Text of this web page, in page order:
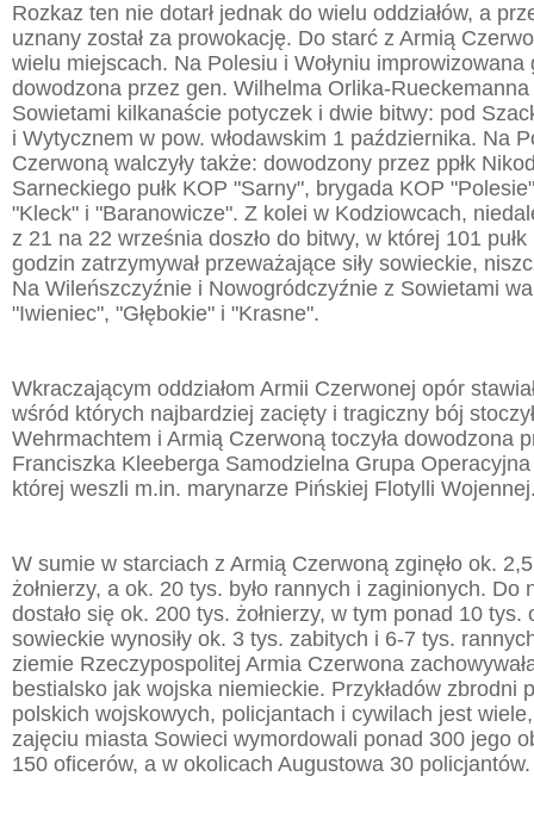
Rozkaz ten nie dotarł jednak do wielu oddziałów, a
uznany został za prowokację. Do starć z Armią
wielu miejscach. Na Polesiu i Wołyniu improwizowana
dowodzona przez gen. Wilhelma Orlika-Rueckemanna
Sowietami kilkanaście potyczek i dwie bitwy: pod
i Wytycznem w pow. włodawskim 1 października. Na
Czerwoną walczyły także: dowodzony przez ppłk
Sarneckiego pułk KOP "Sarny", brygada KOP
"Kleck" i "Baranowicze". Z kolei w Kodziowcach,
z 21 na 22 września doszło do bitwy, w której 101 pułk
godzin zatrzymywał przeważające siły sowieckie,
Na Wileńszczyźnie i Nowogródczyźnie z Sowietami
"Iwieniec", "Głębokie" i "Krasne".
Wkraczającym oddziałom Armii Czerwonej opór
wśród których najbardziej zacięty i tragiczny bój
Wehrmachtem i Armią Czerwoną toczyła dowodzona
Franciszka Kleeberga Samodzielna Grupa Operacyjna
której weszli m.in. marynarze Pińskiej Flotylli
W sumie w starciach z Armią Czerwoną zginęło ok.
żołnierzy, a ok. 20 tys. było rannych i zaginionych. Do
dostało się ok. 200 tys. żołnierzy, w tym ponad 10 tys.
sowieckie wynosiły ok. 3 tys. zabitych i 6-7 tys.
ziemie Rzeczypospolitej Armia Czerwona
bestialsko jak wojska niemieckie. Przykładów zbrodni
polskich wojskowych, policjantach i cywilach jest
zajęciu miasta Sowieci wymordowali ponad 300 jego
150 oficerów, a w okolicach Augustowa 30 policjantów.